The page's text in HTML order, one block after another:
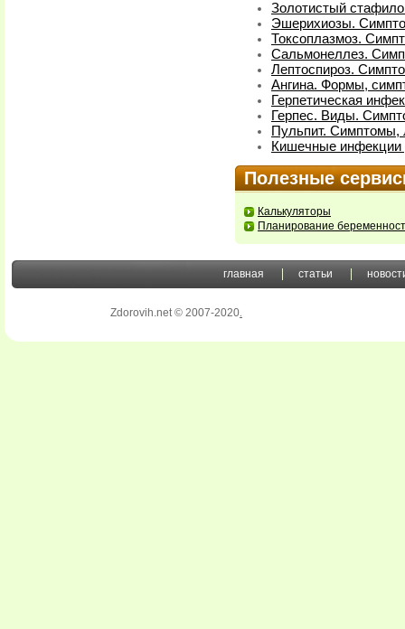
Золотистый
Эшерихиозы.
Токсоплазмоз.
Сальмонеллез.
Лептоспироз.
Ангина. Формы,
Герпетическая
Герпес. Виды.
Пульпит. Симптомы,
Кишечные инфекции
Полезные
Калькуляторы
Планирование
главная статьи
Zdorovih.net © 2007-2020